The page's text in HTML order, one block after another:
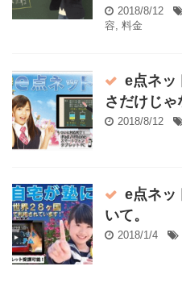
2018/8/12
容, 料金
e点ネッ
さだけじゃ
2018/8/12
e点ネッ
いて。
2018/1/4